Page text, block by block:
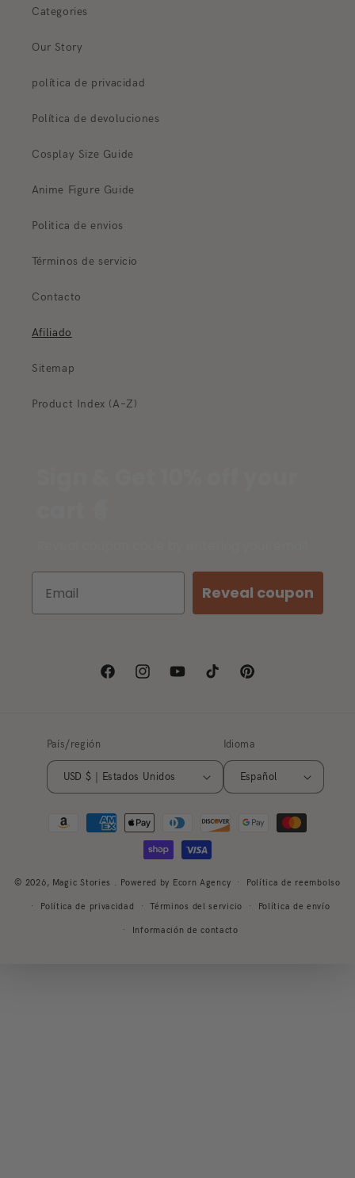
Categories
Our Story
política de privacidad
Política de devoluciones
Cosplay Size Guide
Anime Figure Guide
Politica de envios
Términos de servicio
Contacto
Afiliado
Sitemap
Product Index (A–Z)
Reveal coupon
FacebookInstagramYouTubeTikTok Pinterest
País/región
USD $ | Estados Unidos
Idioma
Español
Formas
© 2026, Magic Stories . Powered by Ecorn Agency Política de reembolso
Política de privacidad Términos del servicio Política de envío
Información de contacto